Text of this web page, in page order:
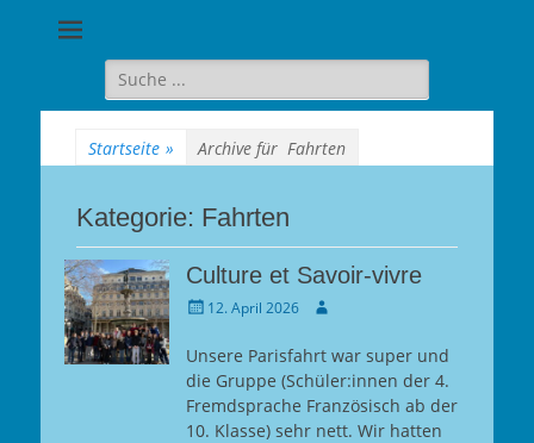
Berlin-
Wilmersdorf
Suche
für:
Startseite » Archive für Fahrten
Kategorie: Fahrten
Culture et Savoir-vivre
Gepostet
12. April 2026 Autor
Unsere Parisfahrt war super und
die Gruppe (Schüler:innen der 4.
Fremdsprache Französisch ab der
10. Klasse) sehr nett. Wir hatten